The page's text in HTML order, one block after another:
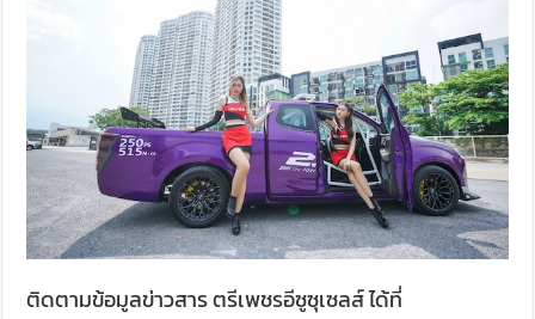
ติดตามข้อมูลข่าวสาร ตรีเพชรอีซูซุเซลส์ ได้ที่